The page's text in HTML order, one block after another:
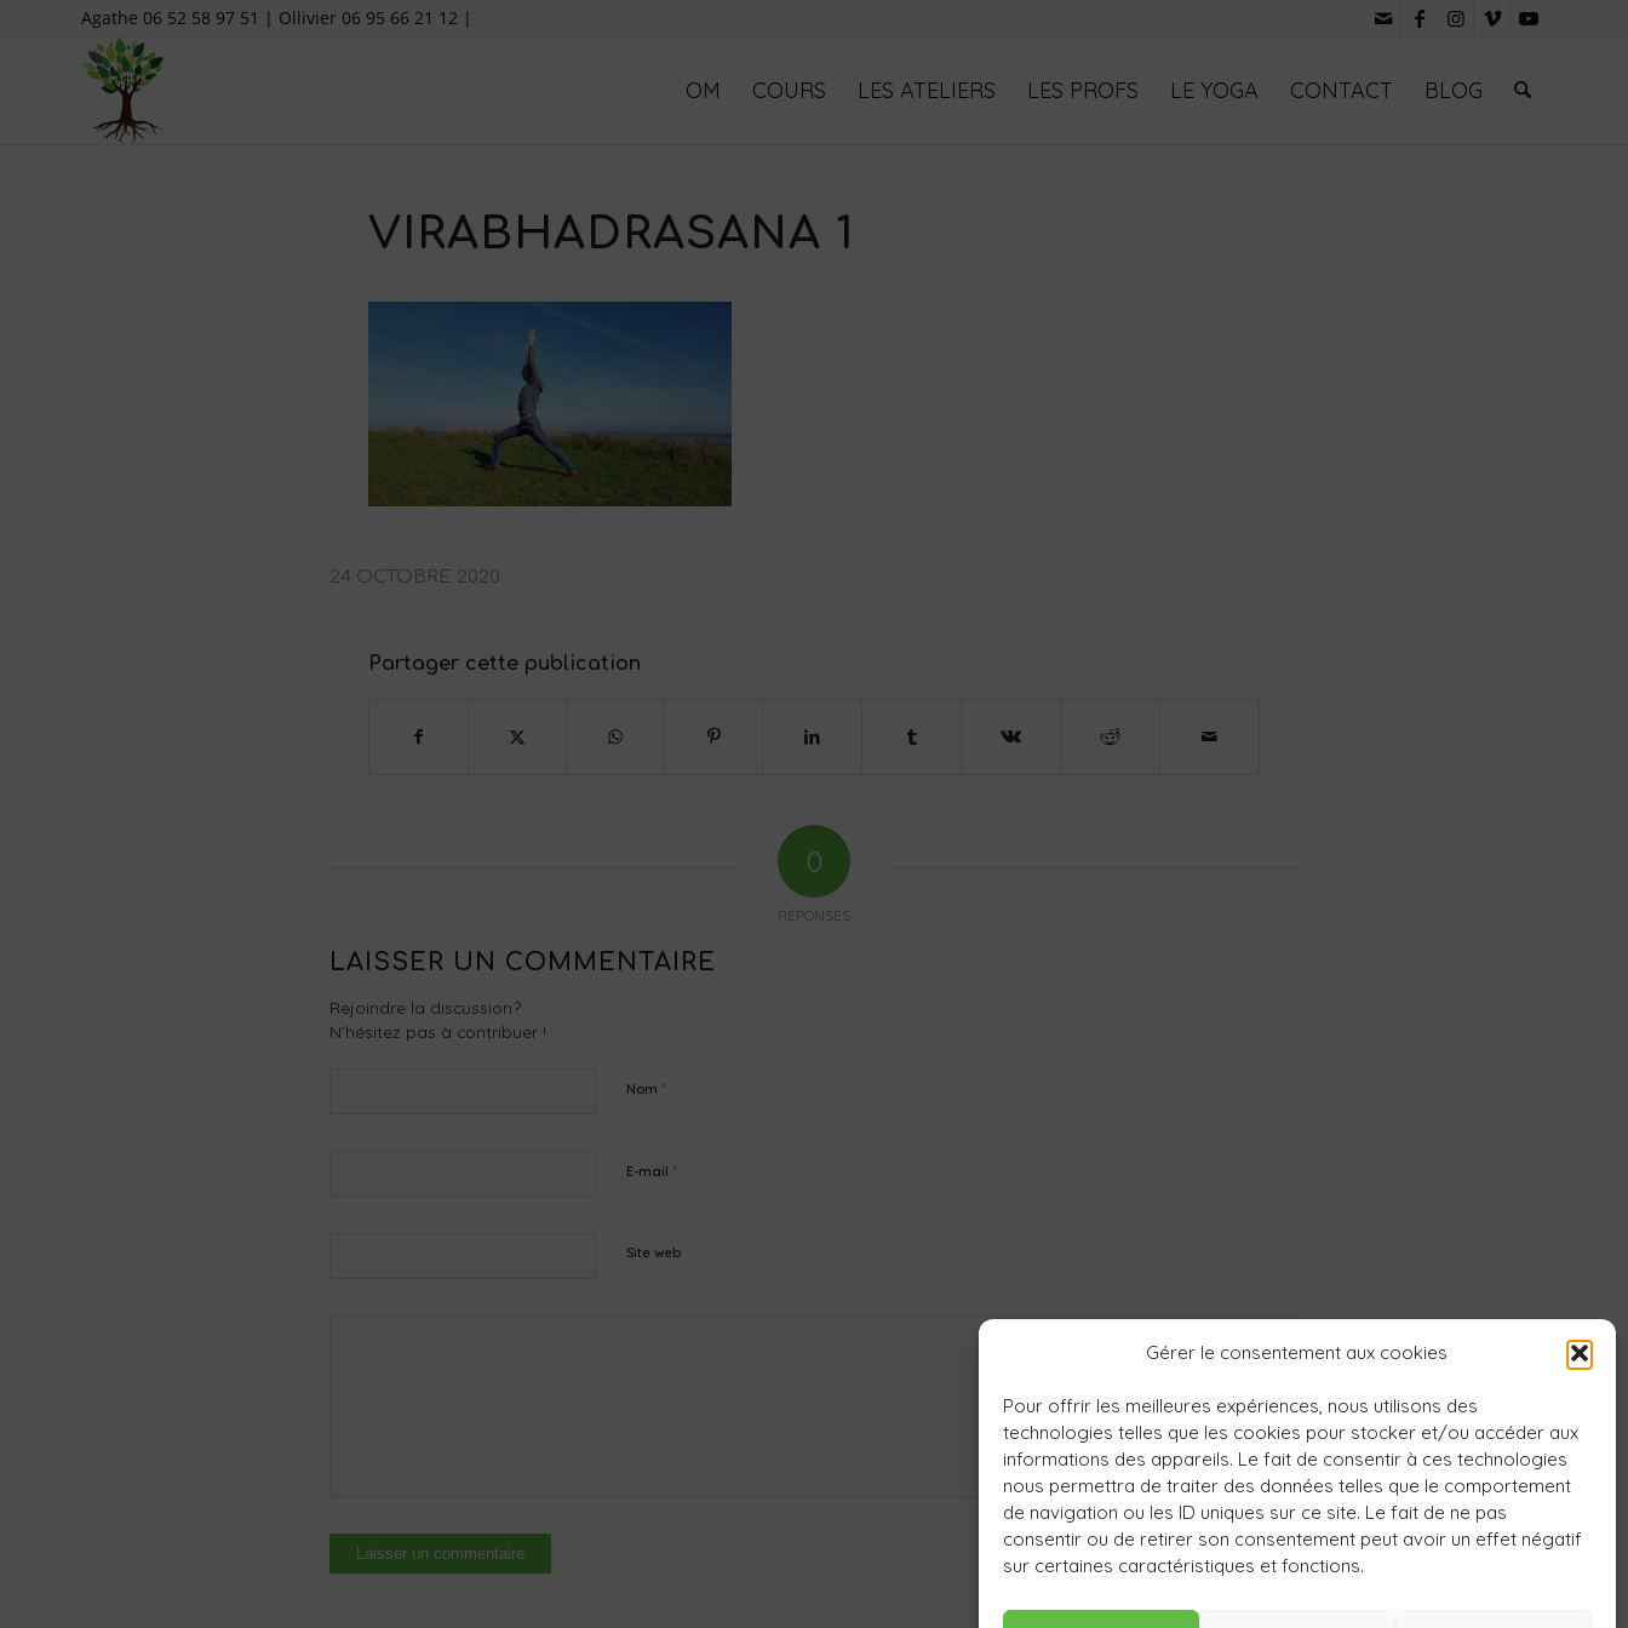
Gérer le consentement aux cookies
Pour offrir les meilleures expériences, nous utilisons des
technologies telles que les cookies pour stocker et/ou accéder aux
informations des appareils. Le fait de consentir à ces technologies
nous permettra de traiter des données telles que le comportement
de navigation ou les ID uniques sur ce site. Le fait de ne pas
consentir ou de retirer son consentement peut avoir un effet négatif
sur certaines caractéristiques et fonctions.
Agathe 06 52 58 97 51 | Ollivier 06 95 66 21 12 |
OM COURS LES ATELIERS LES PROFS LE YOGA CONTACT BLOG
VIRABHADRASANA 1
24 OCTOBRE 2020
Partager cette publication
0
RÉPONSES
LAISSER UN COMMENTAIRE
Rejoindre la discussion?
N’hésitez pas à contribuer !
Nom *
E-mail *
Site web